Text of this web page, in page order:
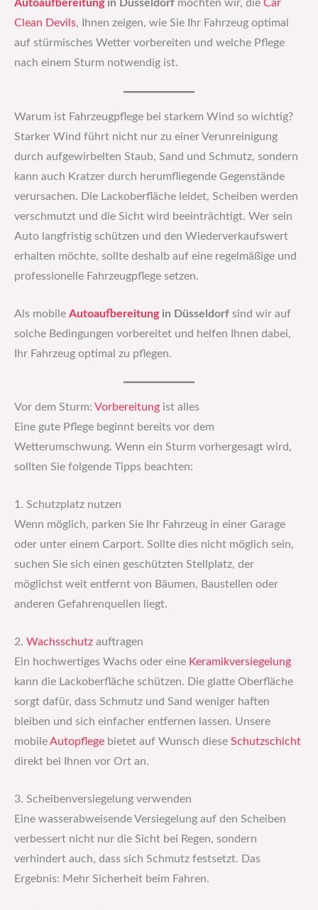
Autoaufbereitungin Düsseldorf möchten wir, die Car
Clean Devils, Ihnen zeigen, wie Sie Ihr Fahrzeug optimal
auf stürmisches Wetter vorbereiten und welche Pflege
nach einem Sturm notwendig ist.
Warum ist Fahrzeugpflege bei starkem Wind so wichtig?
Starker Wind führt nicht nur zu einer Verunreinigung
durch aufgewirbelten Staub, Sand und Schmutz, sondern
kann auch Kratzer durch herumfliegende Gegenstände
verursachen. Die Lackoberfläche leidet, Scheiben werden
verschmutzt und die Sicht wird beeinträchtigt. Wer sein
Auto langfristig schützen und den Wiederverkaufswert
erhalten möchte, sollte deshalb auf eine regelmäßige und
professionelle Fahrzeugpflege setzen.
Als mobile Autoaufbereitungin Düsseldorf sind wir auf
solche Bedingungen vorbereitet und helfen Ihnen dabei,
Ihr Fahrzeug optimal zu pflegen.
Vor dem Sturm: Vorbereitung ist alles
Eine gute Pflege beginnt bereits vor dem
Wetterumschwung. Wenn ein Sturm vorhergesagt wird,
sollten Sie folgende Tipps beachten:
1. Schutzplatz nutzen
Wenn möglich, parken Sie Ihr Fahrzeug in einer Garage
oder unter einem Carport. Sollte dies nicht möglich sein,
suchen Sie sich einen geschützten Stellplatz, der
möglichst weit entfernt von Bäumen, Baustellen oder
anderen Gefahrenquellen liegt.
2. Wachsschutz auftragen
Ein hochwertiges Wachs oder eine Keramikversiegelung
kann die Lackoberfläche schützen. Die glatte Oberfläche
sorgt dafür, dass Schmutz und Sand weniger haften
bleiben und sich einfacher entfernen lassen. Unsere
mobile Autopflege bietet auf Wunsch diese Schutzschicht
direkt bei Ihnen vor Ort an.
3. Scheibenversiegelung verwenden
Eine wasserabweisende Versiegelung auf den Scheiben
verbessert nicht nur die Sicht bei Regen, sondern
verhindert auch, dass sich Schmutz festsetzt. Das
Ergebnis: Mehr Sicherheit beim Fahren.